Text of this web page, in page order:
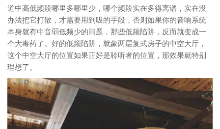
道中高低频段哪里多哪里少，哪个频段实在多得离谱，实在没
办法把它打散，才需要用到吸的手段，否则如果你的音响系统
本身就有中音弱低频少的问题，那些低频陷阱，反而就变成一
个大毒药了。好的低频陷阱，就象两层复式房子的中空大厅，
这个中空大厅的位置如果正好是聆听者的位置，那效果就特别
理想了。